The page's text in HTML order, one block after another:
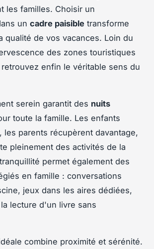
les familles. Choisir un
un cadre paisible transforme
qualité de vos vacances. Loin du
des zones touristiques
enfin le véritable sens du
serein garantit des nuits
toute la famille. Les enfants
les parents récupèrent davantage,
pleinement des activités de la
permet également des
en famille : conversations
jeux dans les aires dédiées,
lecture d'un livre sans
combine proximité et sérénité.